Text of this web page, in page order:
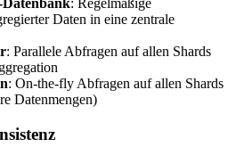
: Regelmäßige
Daten in eine zentrale
: Parallele Abfragen auf allen Shards
: On-the-fly Abfragen auf allen Shards
Datenmengen)